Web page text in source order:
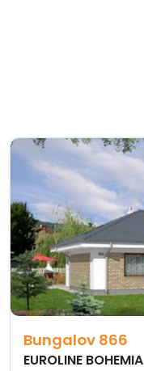
Bungalov 866
EUROLINE BOHEMIA